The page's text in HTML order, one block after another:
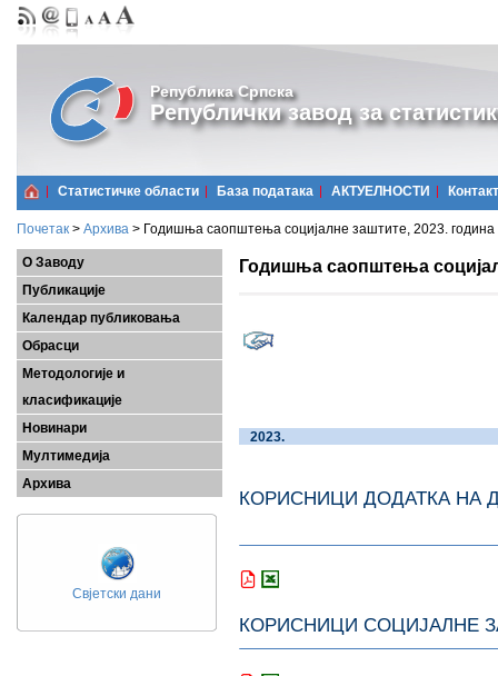
Република Српска
Републички завод за
Статистичке области Базa података АКТУЕЛНОСТИ Контакт
Почетак > Архива > Годишња саопштења социјалне заштите, 2023. година
О Заводу
Публикације
Календар публиковања
Обрасци
Методологије и
класификације
Новинари
Мултимедија
Архива
Свјетски дани
Годишња саопштења
КОРИСНИЦИ
КОРИСНИЦИ СОЦИЈАЛНЕ